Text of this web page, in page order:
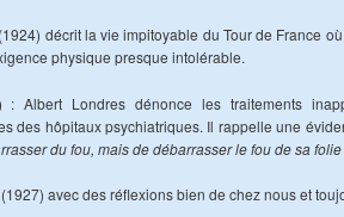
décrit la vie impitoyable du Tour de France
physique presque intolérable.
Albert Londres dénonce les traitements
des hôpitaux psychiatriques. Il rappelle une
du fou, mais de débarrasser le fou de sa folie
avec des réflexions bien de chez nous et